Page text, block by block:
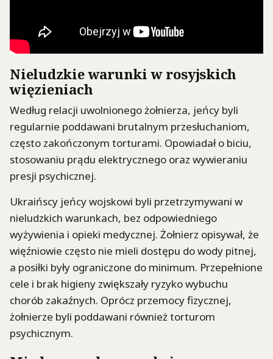
Nieludzkie warunki w rosyjskich
więzieniach
Według relacji uwolnionego żołnierza, jeńcy byli
regularnie poddawani brutalnym przesłuchaniom,
często zakończonym torturami. Opowiadał o biciu,
stosowaniu prądu elektrycznego oraz wywieraniu
presji psychicznej.
Ukraińscy jeńcy wojskowi byli przetrzymywani w
nieludzkich warunkach, bez odpowiedniego
wyżywienia i opieki medycznej. Żołnierz opisywał, że
więźniowie często nie mieli dostępu do wody pitnej,
a posiłki były ograniczone do minimum. Przepełnione
cele i brak higieny zwiększały ryzyko wybuchu
chorób zakaźnych. Oprócz przemocy fizycznej,
żołnierze byli poddawani również torturom
psychicznym.